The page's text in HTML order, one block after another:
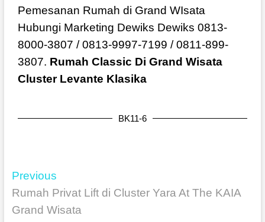
Pemesanan Rumah di Grand WIsata
Hubungi Marketing Dewiks Dewiks 0813-
8000-3807 / 0813-9997-7199 / 0811-899-
3807. Rumah Classic Di Grand Wisata
Cluster Levante Klasika
BK11-6
Previous
Rumah Privat Lift di Cluster Yara At The KAIA
Grand Wisata